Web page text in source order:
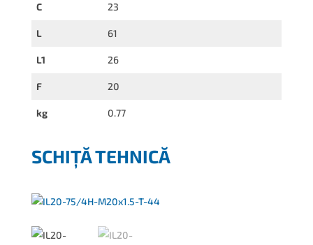
C 23
L 61
L1 26
F 20
kg 0.77
SCHIȚĂ TEHNICĂ